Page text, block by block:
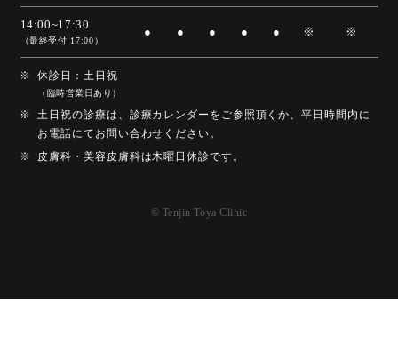
14:00~17:30
（最終受付 17:00）
● ● ● ● ● ※ ※
休診日：土日祝
（臨時営業日あり）
土日祝の診療は、診療カレンダーをご参照頂くか、平日時間内に
お電話にてお問い合わせください。
皮膚科・美容皮膚科は木曜日休診です。
© Tenjin Toya Clinic